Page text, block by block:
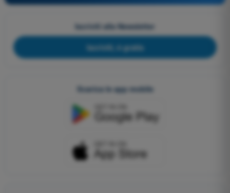
Iscriviti alla Newsletter
Iscriviti, è gratis
Scarica le app mobile